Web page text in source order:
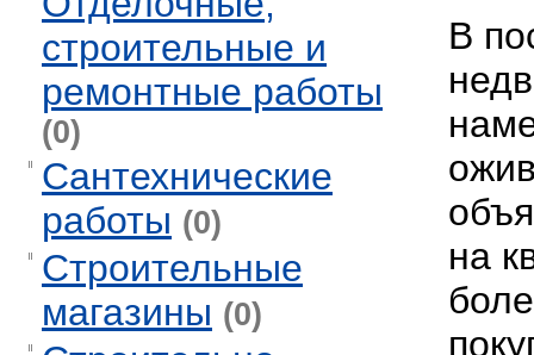
строительные и
ремонтные работы
(0)
Сантехнические
работы (0)
Строительные
магазины (0)
В
на